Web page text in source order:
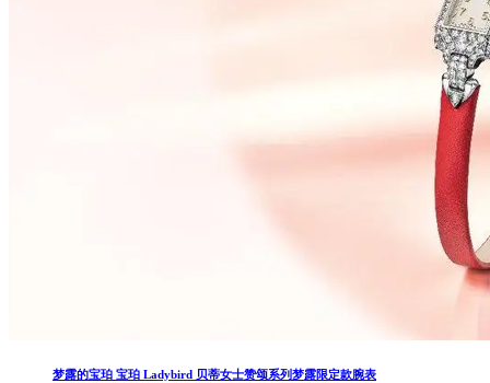
梦露的宝珀 宝珀 Ladybird 贝蒂女士赞颂系列梦露限定款腕表